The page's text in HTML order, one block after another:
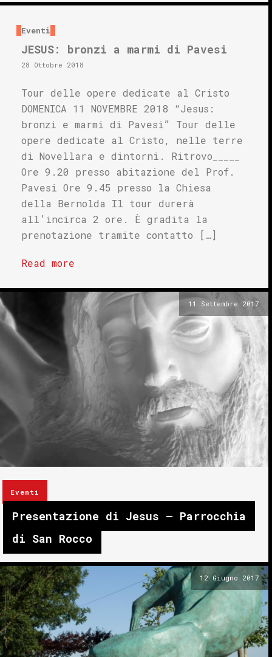
Eventi
JESUS: bronzi a marmi di Pavesi
28 Ottobre 2018
Tour delle opere dedicate al Cristo
DOMENICA 11 NOVEMBRE 2018 “Jesus:
bronzi e marmi di Pavesi” Tour delle
opere dedicate al Cristo, nelle terre
di Novellara e dintorni. Ritrovo_____
Ore 9.20 presso abitazione del Prof.
Pavesi Ore 9.45 presso la Chiesa
della Bernolda Il tour durerà
all’incirca 2 ore. È gradita la
prenotazione tramite contatto […]
Read more
11 Settembre 2017
Eventi
Presentazione di Jesus – Parrocchia
di San Rocco
12 Giugno 2017